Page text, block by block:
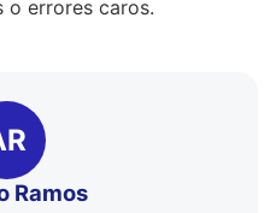
o errores caros.
Ramos